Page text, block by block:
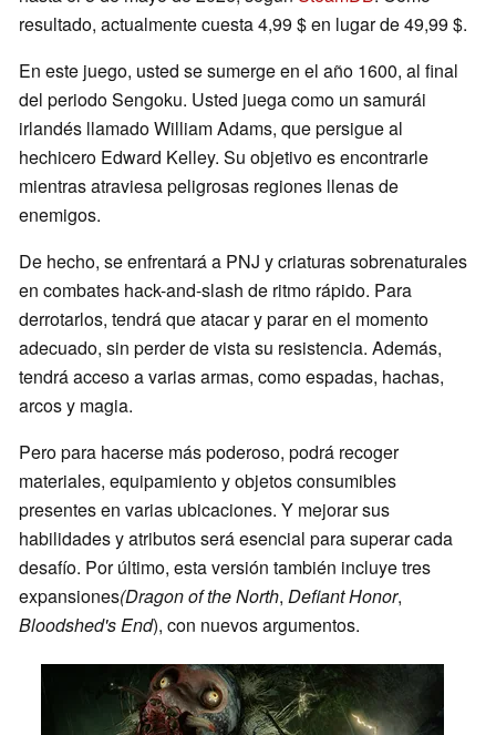
resultado, actualmente cuesta 4,99 $ en lugar de 49,99 $.
En este juego, usted se sumerge en el año 1600, al final
del periodo Sengoku. Usted juega como un samurái
irlandés llamado William Adams, que persigue al
hechicero Edward Kelley. Su objetivo es encontrarle
mientras atraviesa peligrosas regiones llenas de
enemigos.
De hecho, se enfrentará a PNJ y criaturas sobrenaturales
en combates hack-and-slash de ritmo rápido. Para
derrotarlos, tendrá que atacar y parar en el momento
adecuado, sin perder de vista su resistencia. Además,
tendrá acceso a varias armas, como espadas, hachas,
arcos y magia.
Pero para hacerse más poderoso, podrá recoger
materiales, equipamiento y objetos consumibles
presentes en varias ubicaciones. Y mejorar sus
habilidades y atributos será esencial para superar cada
desafío. Por último, esta versión también incluye tres
expansiones(Dragon of the North, Defiant Honor,
Bloodshed's End), con nuevos argumentos.